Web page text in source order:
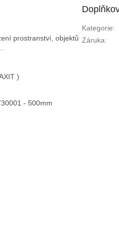
prostranství, objektů
)
- 500mm
Kategorie:
Záruka: